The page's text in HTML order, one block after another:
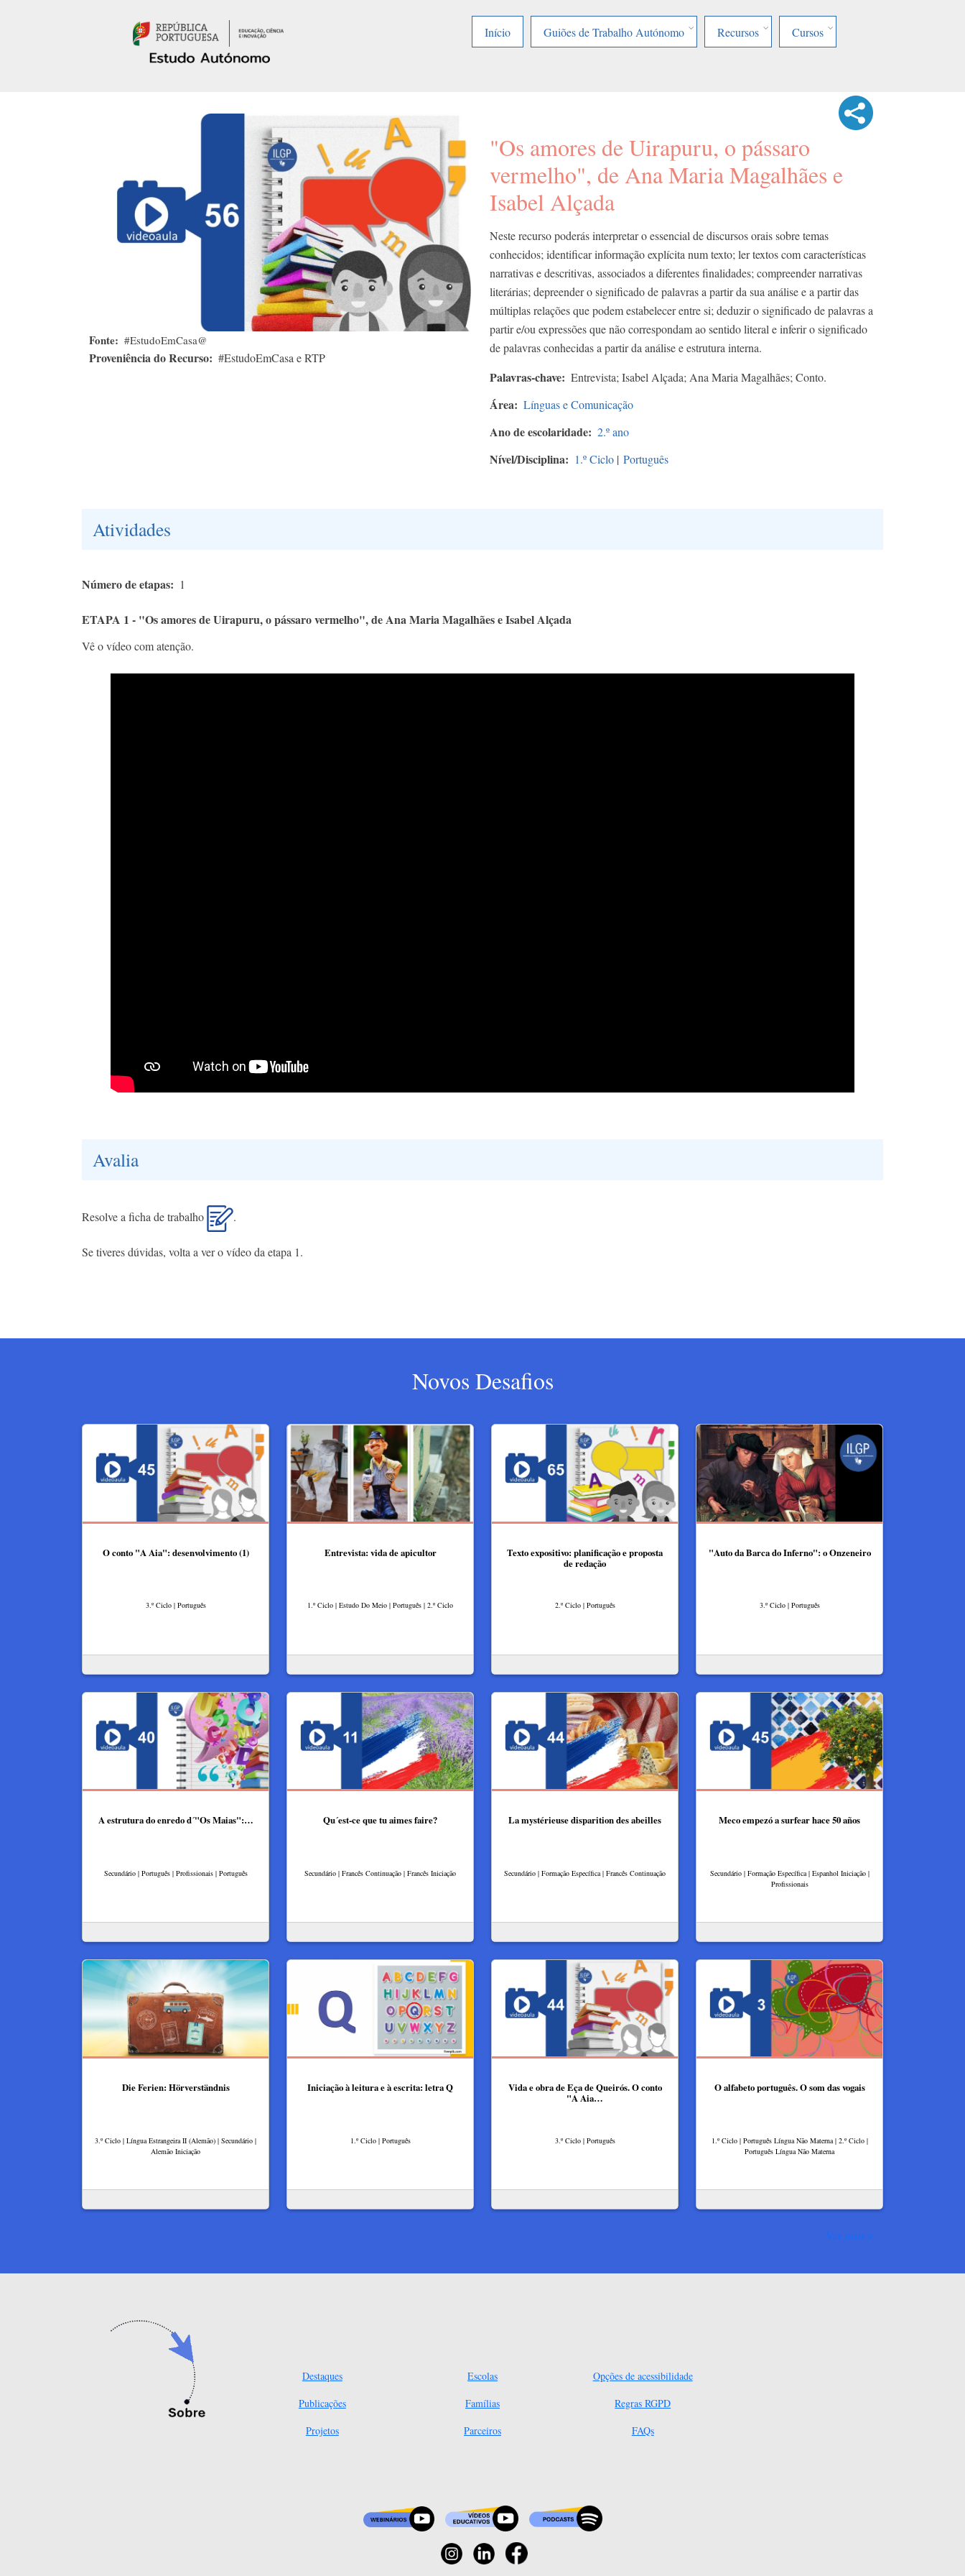
Início
Guiões de Trabalho Autónomo Recursos Cursos
Fonte #EstudoEmCasa@
Proveniência do Recurso #EstudoEmCasa e RTP
"Os amores de Uirapuru, o pássaro
vermelho", de Ana Maria Magalhães e
Isabel Alçada
Neste recurso poderás interpretar o essencial de discursos orais sobre temas
conhecidos; identificar informação explícita num texto; ler textos com características
narrativas e descritivas, associados a diferentes finalidades; compreender narrativas
literárias; depreender o significado de palavras a partir da sua análise e a partir das
múltiplas relações que podem estabelecer entre si; deduzir o significado de palavras a
partir e/ou expressões que não correspondam ao sentido literal e inferir o significado
de palavras conhecidas a partir da análise e estrutura interna.
Palavras-chave Entrevista; Isabel Alçada; Ana Maria Magalhães; Conto.
Área Línguas e Comunicação
Ano de escolaridade 2.º ano
Nível/Disciplina 1.º Ciclo | Português
Atividades
Número de etapas 1
ETAPA 1 - "Os amores de Uirapuru, o pássaro vermelho", de Ana Maria Magalhães e Isabel Alçada
Vê o vídeo com atenção.
Avalia
Resolve a ficha de trabalho .
Se tiveres dúvidas, volta a ver o vídeo da etapa 1.
Novos Desafios
O conto "A Aia": desenvolvimento (1)
3.º Ciclo | Português
Entrevista: vida de apicultor
1.º Ciclo | Estudo Do Meio | Português | 2.º Ciclo
Texto expositivo: planificação e proposta
de redação
2.º Ciclo | Português
"Auto da Barca do Inferno": o Onzeneiro
3.º Ciclo | Português
A estrutura do enredo d´"Os Maias":…
Secundário | Português | Profissionais | Português
Qu´est-ce que tu aimes faire?
Secundário | Francês Continuação | Francês Iniciação
La mystérieuse disparition des abeilles
Secundário | Formação Específica | Francês Continuação
Meco empezó a surfear hace 50 años
Secundário | Formação Específica | Espanhol Iniciação |
Profissionais
Die Ferien: Hörverständnis
3.º Ciclo | Língua Estrangeira II (Alemão) | Secundário |
Alemão Iniciação
Iniciação à leitura e à escrita: letra Q
1.º Ciclo | Português
Vida e obra de Eça de Queirós. O conto
"A Aia…
3.º Ciclo | Português
O alfabeto português. O som das vogais
1.º Ciclo | Português Língua Não Materna | 2.º Ciclo |
Português Língua Não Materna
Ver mais
Destaques
Publicações
Projetos
Escolas
Famílias
Parceiros
Opções de acessibilidade
Regras RGPD
FAQs